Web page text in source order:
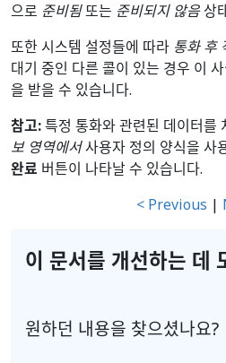
으로 준비됨또는 준비되지 않음상
또한 시스템 설정들에 따라 통화 후
대기 중인 다른 콜이 있는 경우 이
을 받을 수 있습니다.
참고:특정 통화와 관련된 데이터를
보 영역에서사용자 정의 양식을 사
완료 버튼이 나타날 수 있습니다.
< Previous |
이 문서를 개선하는 데
원하던 내용을 찾으셨나요?